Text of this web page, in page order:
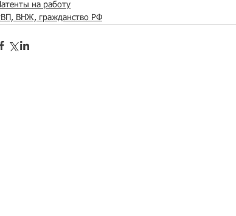
Патенты на работу
ВНЖ, гражданство РФ